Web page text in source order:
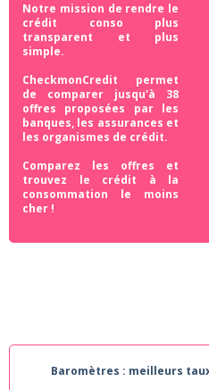
Notre mission de rendre le
crédit conso plus
transparent et plus
simple.
CheckmonCredit permet
de comparer jusqu'à 38
offres proposées par les
banques, les assurances et
les organismes de crédit.
Comparez les offres et
trouvez le crédit à la
consommation le moins
cher !
Baromètres : meilleurs